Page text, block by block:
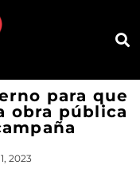
para que
obra pública
2023